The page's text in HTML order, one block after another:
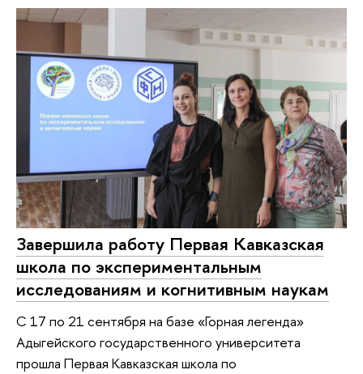
Завершила работу Первая Кавказская
школа по экспериментальным
исследованиям и когнитивным наукам
С 17 по 21 сентября на базе «Горная легенда»
Адыгейского государственного университета
прошла Первая Кавказская школа по